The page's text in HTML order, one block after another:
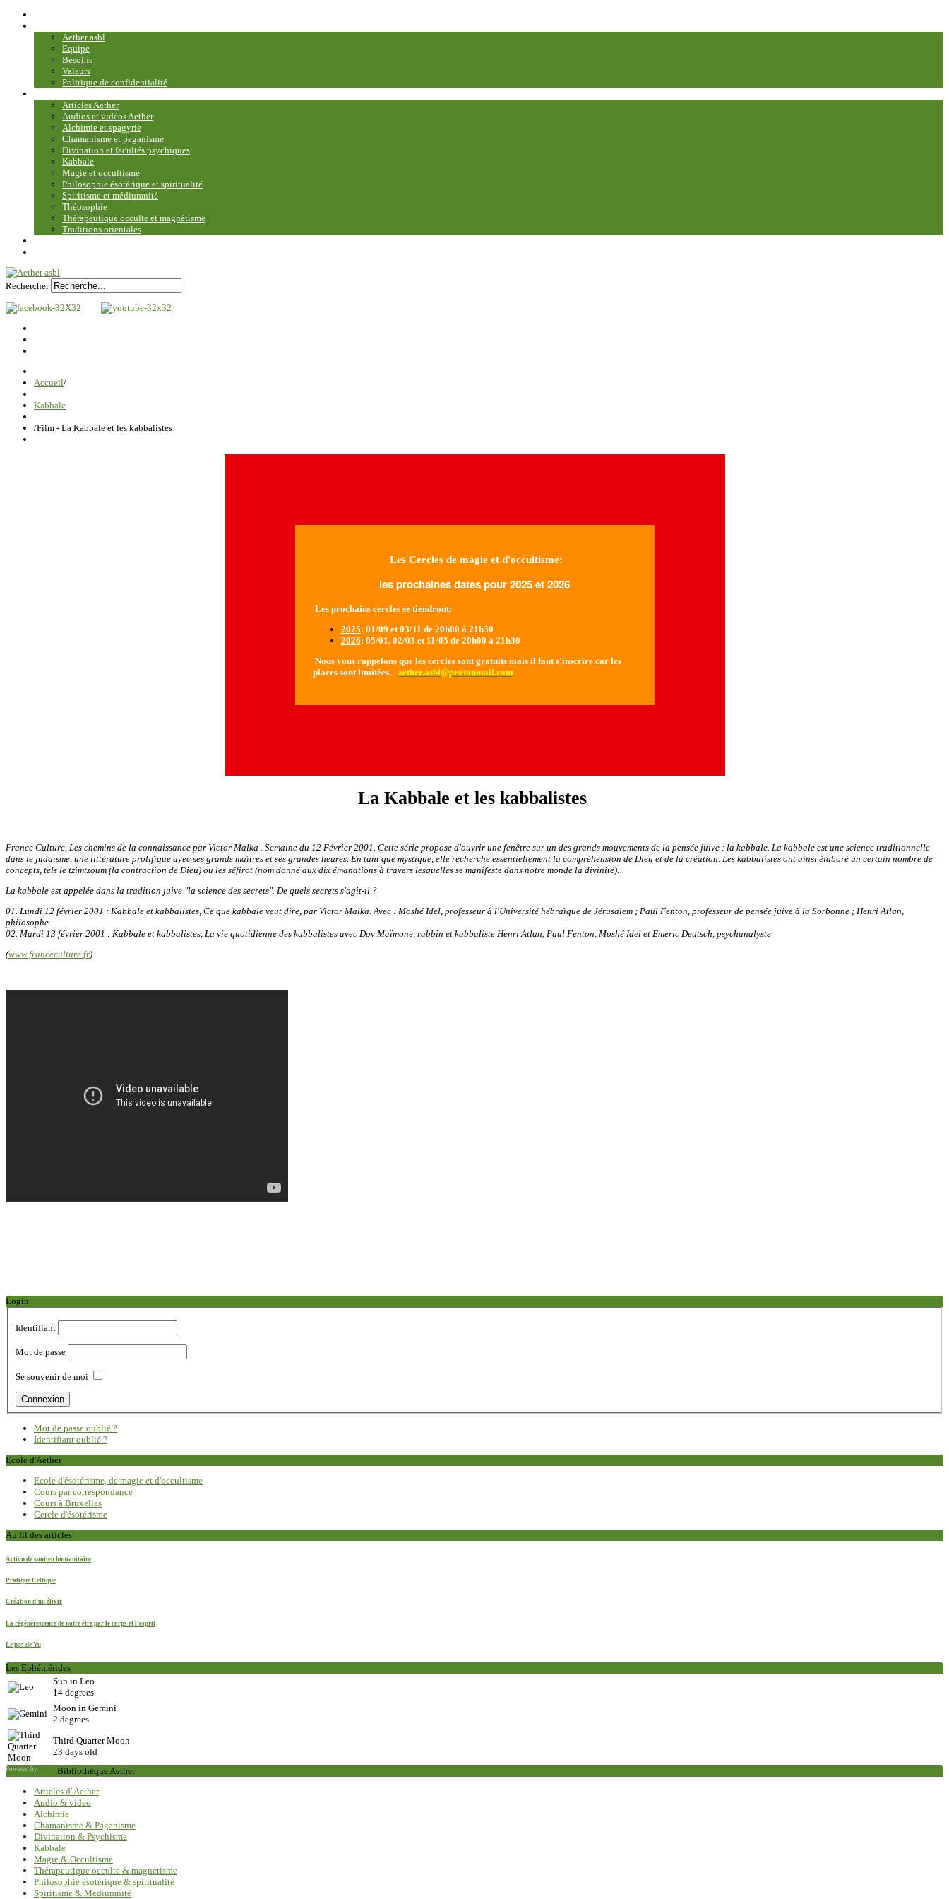
Aether asbl
Equipe
Besoins
Valeurs
Politique de confidentialité
Articles Aether
Audios et vidéos Aether
Alchimie et spagyrie
Chamanisme et paganisme
Divination et facultés psychiques
Kabbale
Magie et occultisme
Philosophie ésotérique et spiritualité
Spiritisme et médiumnité
Théosophie
Thérapeutique occulte et magnétisme
Traditions orientales
Rechercher
Accueil/
Kabbale
/Film - La Kabbale et les kabbalistes
Les Cercles de magie et d'occultisme:
les prochaines dates pour 2025 et 2026
Les prochains cercles se tiendront:
2025: 01/09 et 03/11 de 20h00 à 21h30
2026: 05/01, 02/03 et 11/05 de 20h00 à 21h30
Nous vous rappelons que les cercles sont gratuits mais il faut s'inscrire car les
places sont limitées.
aether.asbl@protonmail.com
La Kabbale et les kabbalistes
France Culture, Les chemins de la connaissance par Victor Malka . Semaine du 12 Février 2001. Cette série propose d'ouvrir une fenêtre sur un des grands mouvements de la pensée juive : la kabbale. La kabbale est une science traditionnelle
dans le judaïsme, une littérature prolifique avec ses grands maîtres et ses grandes heures. En tant que mystique, elle recherche essentiellement la compréhension de Dieu et de la création. Les kabbalistes ont ainsi élaboré un certain nombre de
concepts, tels le tzimtzoum (la contraction de Dieu) ou les séfirot (nom donné aux dix émanations à travers lesquelles se manifeste dans notre monde la divinité).
La kabbale est appelée dans la tradition juive "la science des secrets". De quels secrets s'agit-il ?
01. Lundi 12 février 2001 : Kabbale et kabbalistes, Ce que kabbale veut dire, par Victor Malka. Avec : Moshé Idel, professeur à l'Université hébraïque de Jérusalem ; Paul Fenton, professeur de pensée juive à la Sorbonne ; Henri Atlan,
philosophe.
02. Mardi 13 février 2001 : Kabbale et kabbalistes, La vie quotidienne des kabbalistes avec Dov Maïmone, rabbin et kabbaliste Henri Atlan, Paul Fenton, Moshé Idel et Emeric Deutsch, psychanalyste
(www.franceculture.fr)
Login
Identifiant
Mot de passe
Se souvenir de moi
Mot de passe oublié ?
Identifiant oublié ?
Ecole d'Aether
Ecole d'ésotérisme, de magie et d'occultisme
Cours par correspondance
Cours à Bruxelles
Cercle d'ésotérisme
Au fil des articles
Action de soutien humanitaire
Pratique Celtique
Création d’un élixir
La régénérescence de notre être par le corps et l’esprit
Le pas de Yu
Les Ephémérides
Sun in Leo
14 degrees
Moon in Gemini
2 degrees
Third Quarter Moon
23 days old
Powered by
Bibliothèque Aether
Articles d' Aether
Audio & video
Alchimie
Chamanisme & Paganisme
Divination & Psychisme
Kabbale
Magie & Occultisme
Thérapeutique occulte & magnetisme
Philosophie ésotérique & spiritualité
Spiritisme & Mediumnité